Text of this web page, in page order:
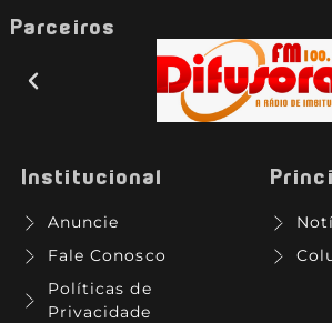
Parceiros
Institucional
Anuncie
Fale Conosco
Políticas de
Privacidade